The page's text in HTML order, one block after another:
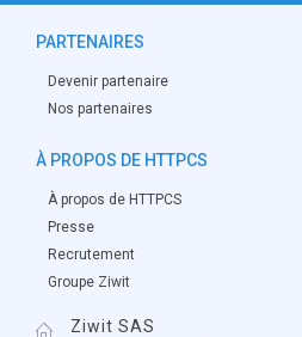
PARTENAIRES
Devenir partenaire
Nos partenaires
À PROPOS DE HTTPCS
À propos de HTTPCS
Presse
Recrutement
Groupe Ziwit
Ziwit SAS